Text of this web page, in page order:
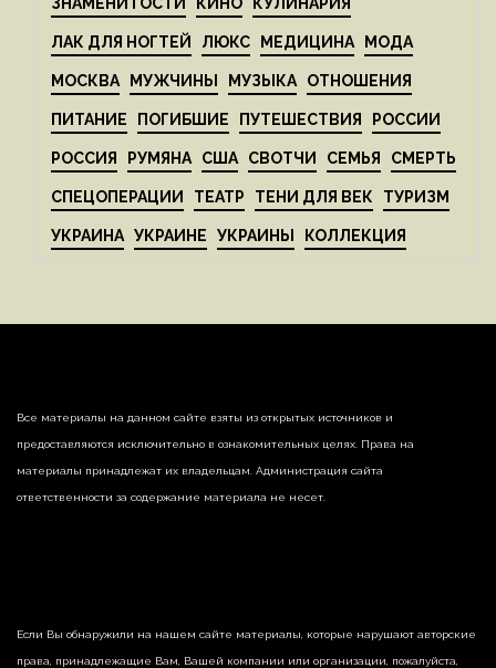
ЛАК ДЛЯ НОГТЕЙ ЛЮКС МЕДИЦИНА МОДА
МОСКВА МУЖЧИНЫ МУЗЫКА ОТНОШЕНИЯ
ПИТАНИЕ ПОГИБШИЕ ПУТЕШЕСТВИЯ РОССИИ
РОССИЯ РУМЯНА США СВОТЧИ СЕМЬЯ СМЕРТЬ
СПЕЦОПЕРАЦИИ ТЕАТР ТЕНИ ДЛЯ ВЕК ТУРИЗМ
УКРАИНА УКРАИНЕ УКРАИНЫ КОЛЛЕКЦИЯ
Все материалы на данном сайте взяты из открытых источников и
предоставляются исключительно в ознакомительных целях. Права на
материалы принадлежат их владельцам. Администрация сайта
ответственности за содержание материала не несет.
Если Вы обнаружили на нашем сайте материалы, которые нарушают авторские
права, принадлежащие Вам, Вашей компании или организации, пожалуйста,